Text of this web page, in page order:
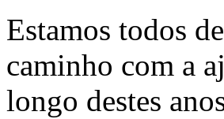
Estamos todos
caminho com a
longo destes